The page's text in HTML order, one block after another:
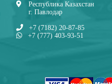
Республика Казахстан
г. Павлодар
+7 (7182) 20-87-85
+7 (777) 403-93-51